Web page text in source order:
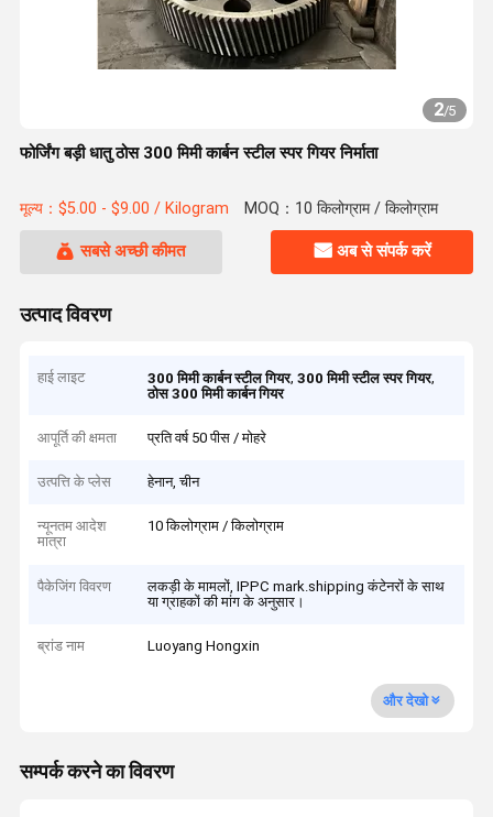
2/5
फोर्जिंग बड़ी धातु ठोस 300 मिमी कार्बन स्टील स्पर गियर निर्माता
मूल्य：$5.00 - $9.00 / Kilogram MOQ：10 किलोग्राम / किलोग्राम
सबसे अच्छी कीमत अब से संपर्क करें
उत्पाद विवरण
हाई लाइट 300 मिमी कार्बन स्टील गियर,300 मिमी स्टील स्पर गियर,
ठोस 300 मिमी कार्बन गियर
आपूर्ति की क्षमता प्रति वर्ष 50 पीस / मोहरे
उत्पत्ति के प्लेस हेनान, चीन
न्यूनतम आदेश
मात्रा
10 किलोग्राम / किलोग्राम
पैकेजिंग विवरण
लकड़ी के मामलों, IPPC mark.shipping कंटेनरों के साथ
या ग्राहकों की मांग के अनुसार।
ब्रांड नाम Luoyang Hongxin
और देखो
सम्पर्क करने का विवरण